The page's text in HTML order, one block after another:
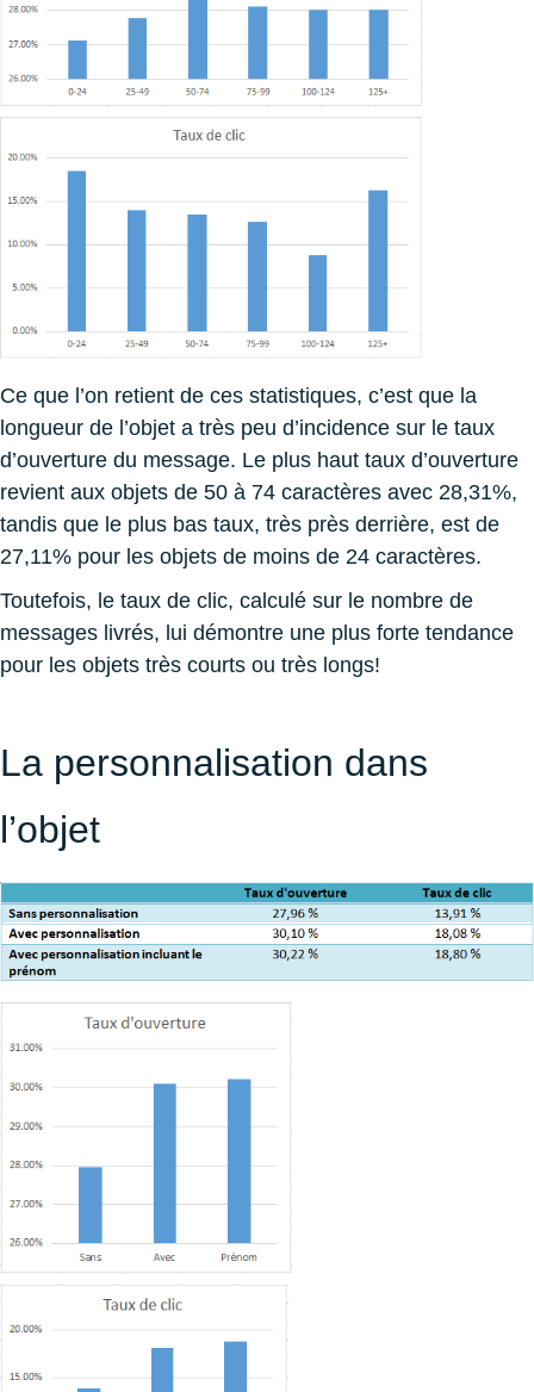
Ce que l’on retient de ces statistiques, c’est que la
longueur de l’objet a très peu d’incidence sur le taux
d’ouverture du message. Le plus haut taux d’ouverture
revient aux objets de 50 à 74 caractères avec 28,31%,
tandis que le plus bas taux, très près derrière, est de
27,11% pour les objets de moins de 24 caractères.
Toutefois, le taux de clic, calculé sur le nombre de
messages livrés, lui démontre une plus forte tendance
pour les objets très courts ou très longs!
La personnalisation dans
l’objet